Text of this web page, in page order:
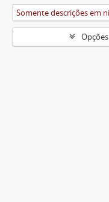
Somente descrições em